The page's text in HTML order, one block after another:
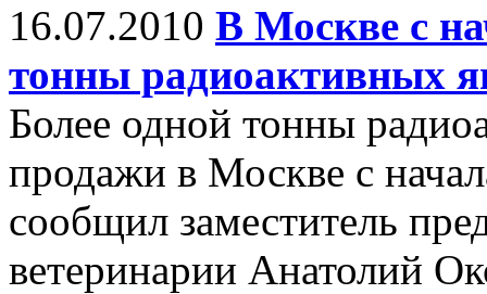
16.07.2010 В Москве с
тонны радиоактивных
Более одной тонны
продажи в Москве с
сообщил заместитель
ветеринарии Анатолий